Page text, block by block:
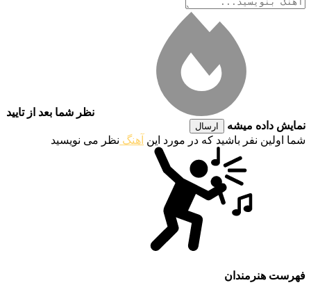
نظر شما بعد از تایید
نمایش داده میشه
ارسال
شما اولین نفر باشید که در مورد این آهنگ نظر می نویسید
فهرست هنرمندان